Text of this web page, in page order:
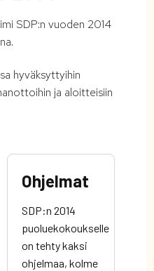
SDP:n vuoden 2014
hyväksyttyihin
ja aloitteisiin
Ohjelmat
SDP:n 2014
puoluekokoukselle
on tehty kaksi
ohjelmaa, kolme